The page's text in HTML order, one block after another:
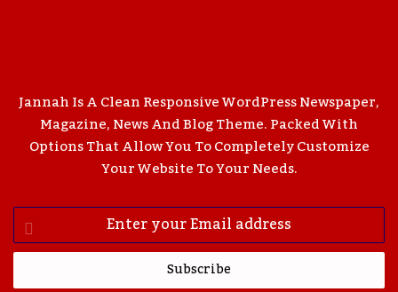
Jannah Is A Clean Responsive WordPress Newspaper,
Magazine, News And Blog Theme. Packed With
Options That Allow You To Completely Customize
Your Website To Your Needs.
Enter
Your
Email
Address